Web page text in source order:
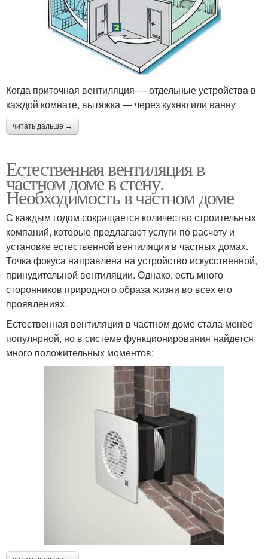
Когда приточная вентиляция — отдельные устройства в
каждой комнате, вытяжка — через кухню или ванну
читать дальше →
Естественная вентиляция в
частном доме в стену.
Необходимость в частном доме
С каждым годом сокращается количество строительных
компаний, которые предлагают услуги по расчету и
установке естественной вентиляции в частных домах.
Точка фокуса направлена на устройство искусственной,
принудительной вентиляции. Однако, есть много
сторонников природного образа жизни во всех его
проявлениях.
Естественная вентиляция в частном доме стала менее
популярной, но в системе функционирования найдется
много положительных моментов: